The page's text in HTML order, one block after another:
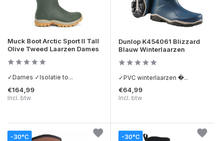
Muck Boot Arctic Sport II Tall
Olive Tweed Laarzen Dames
✓Dames ✓Isolatie to...
€164,99
Incl. btw
Dunlop K454061 Blizzard
Blauw Winterlaarzen
✓PVC winterlaarzen �...
€64,99
Incl. btw
-30°C -30°C